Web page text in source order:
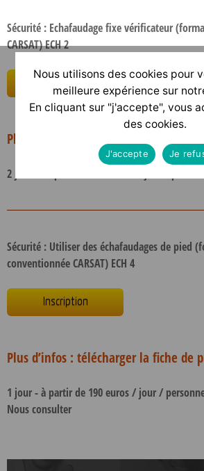
Sécurité : Echafaudage fixe vérificateur
CARSAT) ECH 2
Plus d’infos : télécharger la fiche de
2 jours - A partir de 190 euros / jour / personne
Sécurité : Utiliser des échafaudages de pied
conventionnée CARSAT) ECH 4
Inscription
Plus d’infos : télécharger la fiche de
1 jour - à partir de 190 euros / jour /
Nous consulter
Nous utilisons des cookies pour
meilleure expérience sur
En cliquant sur "j'accepte", vous
des cookies.
J'accepte Je